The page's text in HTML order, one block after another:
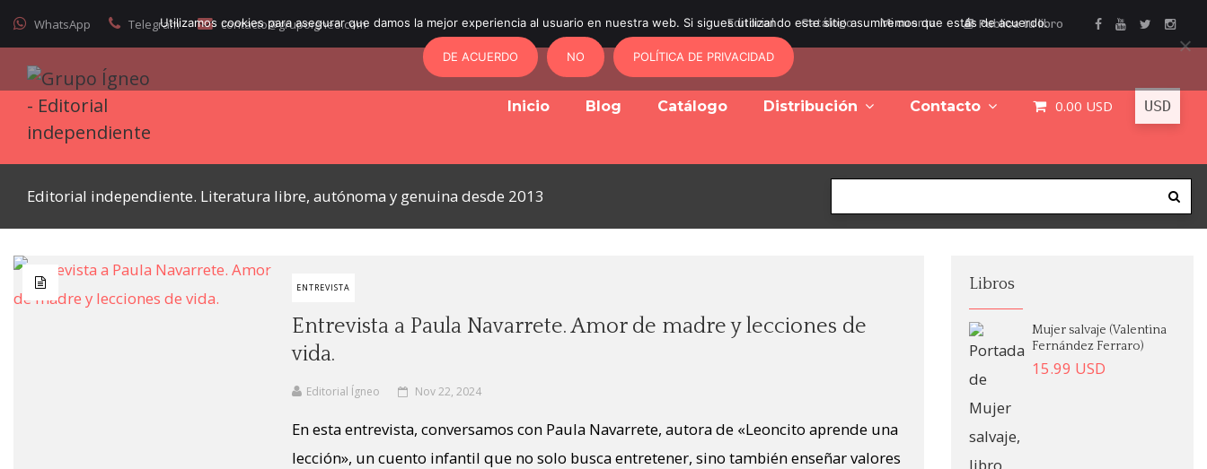
WhatsApp Telegram contacto@grupoigneo.com Editorial Catálogo Mi cuenta Publica tu libro
Inicio Blog Catálogo Distribución Contacto 0.00 USD
Editorial independiente. Literatura libre, autónoma y genuina desde 2013
ENTREVISTA
Entrevista a Paula Navarrete. Amor de madre y lecciones de
vida.
Editorial Ígneo Nov 22, 2024
En esta entrevista, conversamos con Paula Navarrete, autora de «Leoncito aprende una
lección», un cuento infantil que no solo busca entretener, sino también enseñar valores
Libros
Mujer salvaje (Valentina
Fernández Ferraro)
15.99 USD
Utilizamos cookies para asegurar que damos la mejor experiencia al usuario en nuestra web. Si sigues utilizando este sitio asumiremos que estás de acuerdo.
DE ACUERDO NO POLÍTICA DE PRIVACIDAD